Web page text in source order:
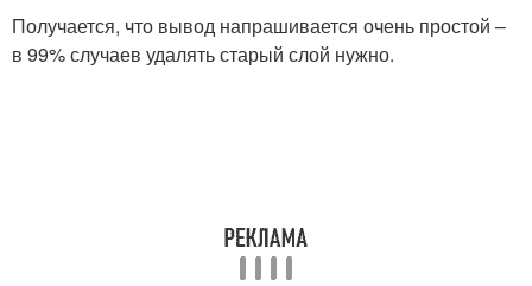
Получается, что вывод напрашивается очень простой –
в 99% случаев удалять старый слой нужно.